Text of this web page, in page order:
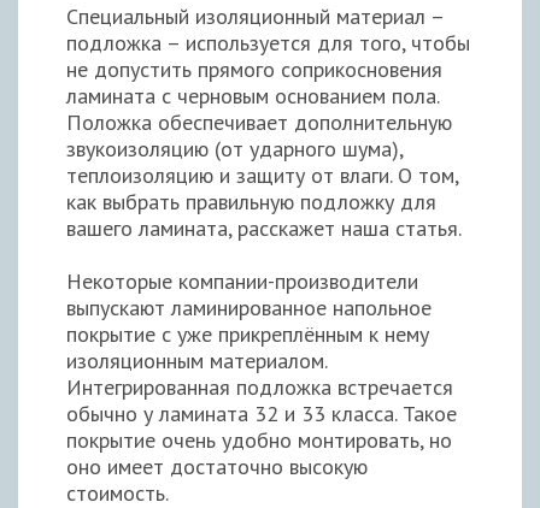
Специальный изоляционный материал –
подложка – используется для того, чтобы
не допустить прямого соприкосновения
ламината с черновым основанием пола.
Положка обеспечивает дополнительную
звукоизоляцию (от ударного шума),
теплоизоляцию и защиту от влаги. О том,
как выбрать правильную подложку для
вашего ламината, расскажет наша статья.
Некоторые компании-производители
выпускают ламинированное напольное
покрытие с уже прикреплённым к нему
изоляционным материалом.
Интегрированная подложка встречается
обычно у ламината 32 и 33 класса. Такое
покрытие очень удобно монтировать, но
оно имеет достаточно высокую
стоимость.